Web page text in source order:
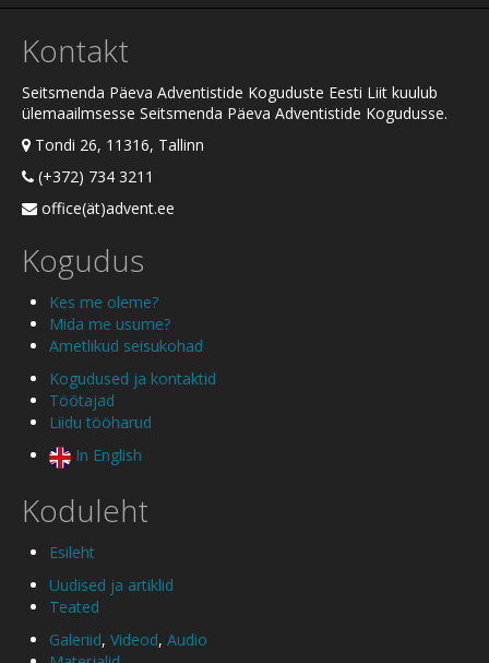
Kontakt
Seitsmenda Päeva Adventistide Koguduste Eesti Liit kuulub
ülemaailmsesse Seitsmenda Päeva Adventistide Kogudusse.
Tondi 26, 11316, Tallinn
(+372) 734 3211
office(ät)advent.ee
Kogudus
Kes me oleme?
Mida me usume?
Ametlikud seisukohad
Kogudused ja kontaktid
Töötajad
Liidu tööharud
In English
Koduleht
Esileht
Uudised ja artiklid
Teated
Galeriid, Videod, Audio